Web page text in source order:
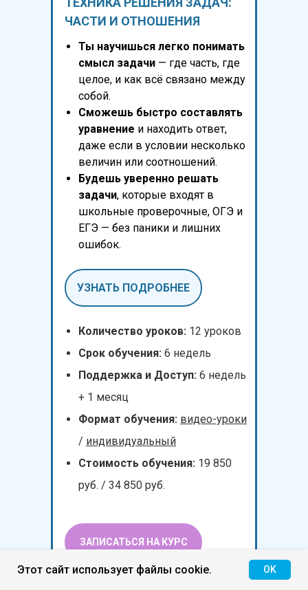
ЧАСТИ И ОТНОШЕНИЯ
Ты научишься легко понимать
смысл задачи — где часть, где
целое, и как всё связано между
собой.
Сможешь быстро составлять
уравнение и находить ответ,
даже если в условии несколько
величин или соотношений.
Будешь уверенно решать
задачи, которые входят в
школьные проверочные, ОГЭ и
ЕГЭ — без паники и лишних
ошибок.
УЗНАТЬ ПОДРОБНЕЕ
ЗАПИСАТЬСЯ НА КУРС
Количество уроков: 12 уроков
Срок обучения: 6 недель
Поддержка и Доступ: 6 недель
+ 1 месяц
Формат обучения: видео-уроки
/ индивидуальный
Стоимость обучения: 19 850
руб. / 34 850 руб.
Этот сайт использует файлы cookie. OK